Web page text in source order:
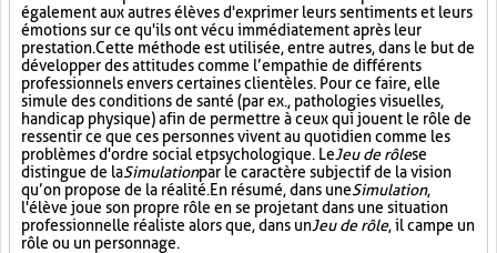
également aux autres élèves d'exprimer leurs sentiments et leurs
émotions sur ce qu'ils ont vécu immédiatement après leur
prestation. Cette méthode est utilisée, entre autres, dans le but de
développer des attitudes comme l’empathie de différents
professionnels envers certaines clientèles. Pour ce faire, elle
simule des conditions de santé (par ex., pathologies visuelles,
handicap physique) afin de permettre à ceux qui jouent le rôle de
ressentir ce que ces personnes vivent au quotidien comme les
problèmes d'ordre social et psychologique. LeJeu de rôlese
distingue de laSimulationpar le caractère subjectif de la vision
qu’on propose de la réalité. En résumé, dans uneSimulation,
l'élève joue son propre rôle en se projetant dans une situation
professionnelle réaliste alors que, dans unJeu de rôle, il campe un
rôle ou un personnage.